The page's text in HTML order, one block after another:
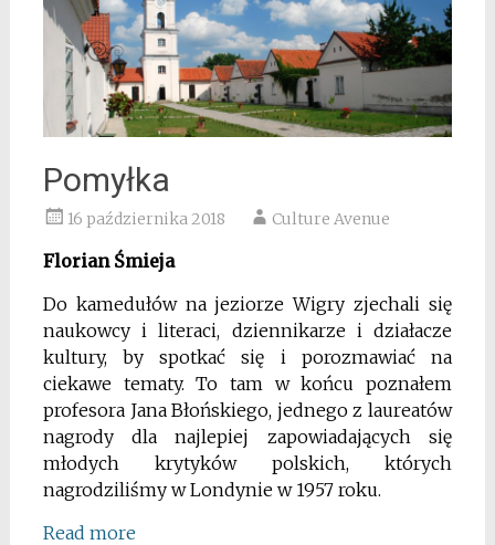
Pomyłka
16 października 2018 Culture Avenue
Florian Śmieja
Do kamedułów na jeziorze Wigry zjechali się
naukowcy i literaci, dziennikarze i działacze
kultury, by spotkać się i porozmawiać na
ciekawe tematy. To tam w końcu poznałem
profesora Jana Błońskiego, jednego z laureatów
nagrody dla najlepiej zapowiadających się
młodych krytyków polskich, których
nagrodziliśmy w Londynie w 1957 roku.
Read more